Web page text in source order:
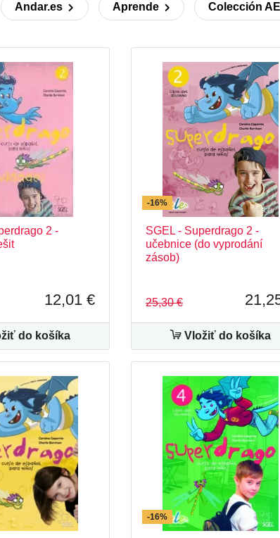
Andar.es Aprende Colección
Curso intensivo de espanol
En directo Español en marcha
Nuevo Español en Marcha Objetivo
Vitamina
2 -
12,01 €
do košíka
-16%
SGEL - Superdrago 2 -
učebnice (do vyprodání
zásob)
25,30 €
Vložiť do košíka
-16%